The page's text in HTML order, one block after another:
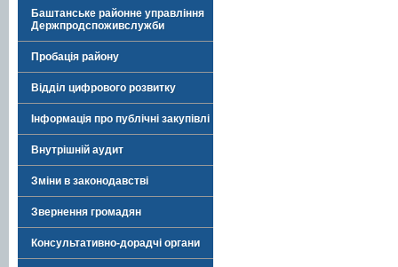
Баштанське районне управління
Держпродспоживслужби
Пробація району
Відділ цифрового розвитку
Інформація про публічні закупівлі
Внутрішній аудит
Зміни в законодавстві
Звернення громадян
Консультативно-дорадчі органи